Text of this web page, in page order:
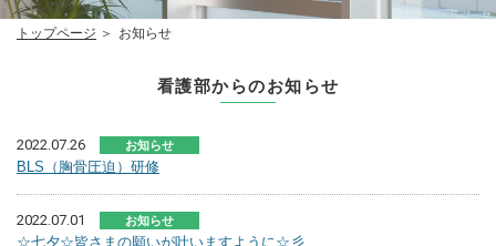
トップページ お知らせ
看護部からのお知らせ
2022.07.26 お知らせ
BLS（胸骨圧迫）研修
2022.07.01 お知らせ
☆七夕☆皆さまの願いが叶いますように☆彡